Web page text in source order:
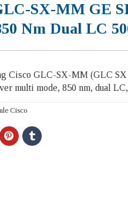
SX-MM GE
Nm Dual LC
Cisco GLC-SX-MM (GLC
multi mode, 850 nm, dual
Cisco